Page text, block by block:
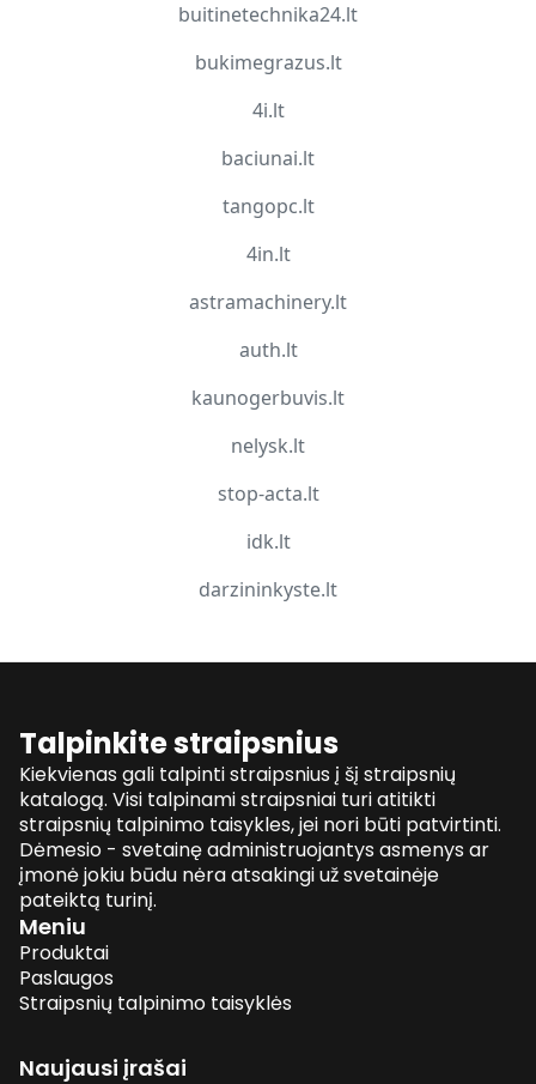
buitinetechnika24.lt
bukimegrazus.lt
4i.lt
baciunai.lt
tangopc.lt
4in.lt
astramachinery.lt
auth.lt
kaunogerbuvis.lt
nelysk.lt
stop-acta.lt
idk.lt
darzininkyste.lt
Talpinkite straipsnius
Kiekvienas gali talpinti straipsnius į šį straipsnių
katalogą. Visi talpinami straipsniai turi atitikti
straipsnių talpinimo taisykles, jei nori būti patvirtinti.
Dėmesio - svetainę administruojantys asmenys ar
įmonė jokiu būdu nėra atsakingi už svetainėje
pateiktą turinį.
Meniu
Produktai
Paslaugos
Straipsnių talpinimo taisyklės
Naujausi įrašai